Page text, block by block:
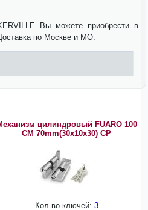
Вы можете приобрести в
по Москве и МО.
цилиндровый FUARO 100
CМ 70mm(30x10x30) CP
Кол-во ключей: 3